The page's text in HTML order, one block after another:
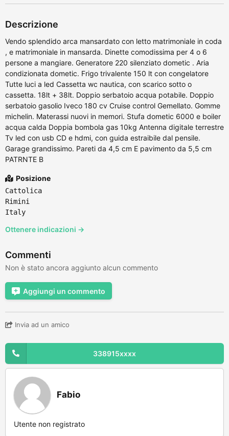
Descrizione
Vendo splendido arca mansardato con letto matrimoniale in coda
, e matrimoniale in mansarda. Dinette comodissima per 4 o 6
persone a mangiare. Generatore 220 silenziato dometic . Aria
condizionata dometic. Frigo trivalente 150 lt con congelatore
Tutte luci a led Cassetta wc nautica, con scarico sotto o
cassetta. 18lt + 38lt. Doppio serbatoio acqua potabile. Doppio
serbatoio gasolio Iveco 180 cv Cruise control Gemellato. Gomme
michelin. Materassi nuovi in memori. Stufa dometic 6000 e boiler
acqua calda Doppia bombola gas 10kg Antenna digitale terrestre
Tv led con usb CD e hdmi, con guida estraibile dal pensile.
Garage grandissimo. Pareti da 4,5 cm E pavimento da 5,5 cm
PATRNTE B
Posizione
Cattolica
Rimini
Italy
Ottenere indicazioni →
Commenti
Non è stato ancora aggiunto alcun commento
Aggiungi un commento
Invia ad un amico
338915xxxx
Fabio
Utente non registrato